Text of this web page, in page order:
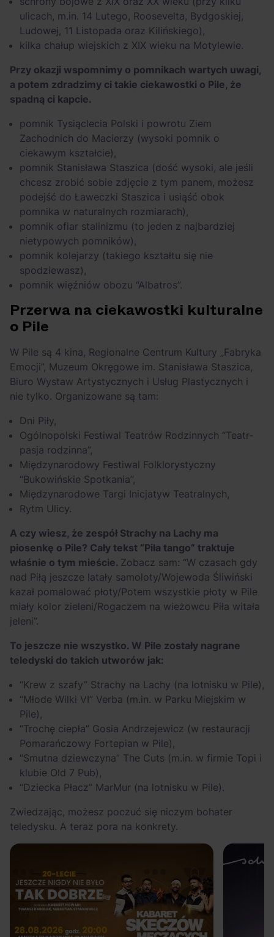
ulicach, m.in. 14 Lutego, Roosevelta, Bydgoskiej,
Ludowej, 11 Listopada oraz Kilińskiego),
kilka chałup wiejskich z XIX wieku na Motylewie.
Przy okazji wspomnimy o pomnikach wartych uwagi,
a potem zdradzimy ci takie ciekawostki o Pile, że
spadną ci kapcie.
pomnik Tysiąclecia Polski i powrotu Ziem
Zachodnich do Macierzy (wysoki pomnik o
ciekawym kształcie),
pomnik Stanisława Staszica (dość wysoki, ale jeśli
chcesz zrobić sobie zdjęcie z tym panem, możesz
podejść do Ławeczki Staszica i usiąść obok
pomnika w naturalnych rozmiarach),
pomnik ofiar stalinizmu (to jeden z najbardziej
nietypowych pomników),
pomnik kolejarzy (takiego kształtu się nie
spodziewasz),
pomnik więźniów obozu “Albatros”.
Przerwa na ciekawostki kulturalne
o Pile
W Pile są 4 kina, Regionalne Centrum Kultury „Fabryka
Emocji”, Muzeum Okręgowe im. Stanisława Staszica,
Biuro Wystaw Artystycznych i Usług Plastycznych i
nie tylko. Organizowane są tam:
Dni Piły,
Ogólnopolski Festiwal Teatrów Rodzinnych “Teatr-
pasja rodzinna”,
Międzynarodowy Festiwal Folklorystyczny
“Bukowińskie Spotkania”,
Międzynarodowe Targi Inicjatyw Teatralnych,
Rytm Ulicy.
A czy wiesz, że zespół Strachy na Lachy ma
piosenkę o Pile? Cały tekst “Piła tango” traktuje
właśnie o tym mieście. Zobacz sam: “W czasach gdy
nad Piłą jeszcze latały samoloty/Wojewoda Śliwiński
kazał pomalować płoty/Potem wszystkie płoty w Pile
miały kolor zieleni/Rogaczem na wieżowcu Piła witała
jeleni”.
To jeszcze nie wszystko. W Pile zostały nagrane
teledyski do takich utworów jak:
“Krew z szafy” Strachy na Lachy (na lotnisku w Pile),
“Młode Wilki VI” Verba (m.in. w Parku Miejskim w
Pile),
“Trochę ciepła” Gosia Andrzejewicz (w restauracji
Pomarańczowy Fortepian w Pile),
“Smutna dziewczyna” The Cuts (m.in. w firmie Topi i
klubie Old 7 Pub),
“Dziecka Płacz” MarMur (na lotnisku w Pile).
Zwiedzając, możesz poczuć się niczym bohater
teledysku. A teraz pora na konkrety.